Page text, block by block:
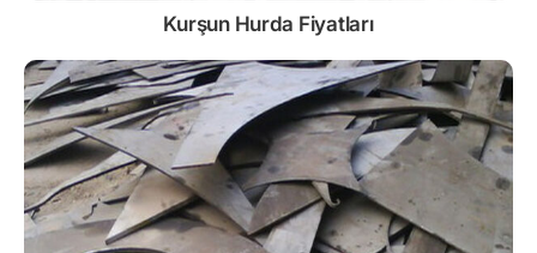
Kurşun Hurda Fiyatları